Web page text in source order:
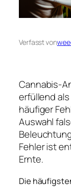
Verfasst von
Cannabis-
erfüllend
häufiger
Auswahl
Fehler ist
Ernte.
Die